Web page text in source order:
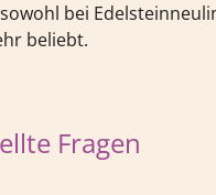
bei
beliebt.
Fragen